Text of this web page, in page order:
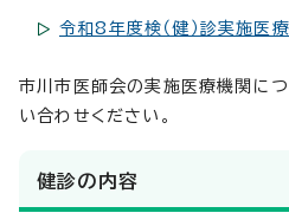
令和8年度検（健）診実施医
市川市医師会の実施医療機関に
い合わせください。
健診の内容